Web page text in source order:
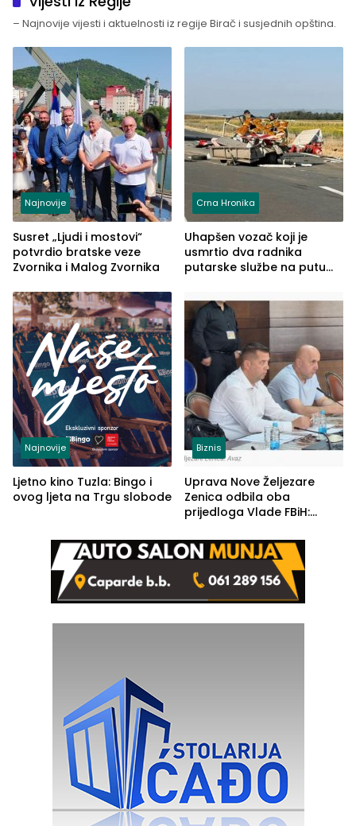
– Najnovije vijesti i aktuelnosti iz regije Birač i susjednih opština.
Najnovije
Susret „Ljudi i mostovi“
potvrdio bratske veze
Zvornika i Malog Zvornika
Crna Hronika
Uhapšen vozač koji je
usmrtio dva radnika
putarske službe na putu
(FOTO)
Najnovije
Ljetno kino Tuzla: Bingo i
ovog ljeta na Trgu slobode
Biznis
Uprava Nove Željezare
Zenica odbila oba
prijedloga Vlade FBiH:
rješenje